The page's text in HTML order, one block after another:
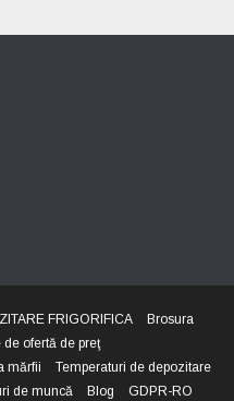
FRIGORIFICA
Brosura
ofertă de preţ
mărfii
Temperaturi de depozitare
de muncă Blog GDPR-RO